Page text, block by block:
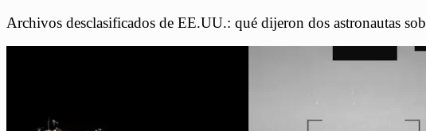
Archivos desclasificados de EE.UU.: qué dijeron dos astronautas